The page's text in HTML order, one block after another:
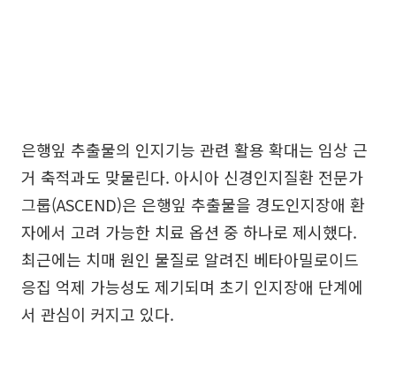
은행잎 추출물의 인지기능 관련 활용 확대는 임상 근
거 축적과도 맞물린다. 아시아 신경인지질환 전문가
그룹(ASCEND)은 은행잎 추출물을 경도인지장애 환
자에서 고려 가능한 치료 옵션 중 하나로 제시했다.
최근에는 치매 원인 물질로 알려진 베타아밀로이드
응집 억제 가능성도 제기되며 초기 인지장애 단계에
서 관심이 커지고 있다.